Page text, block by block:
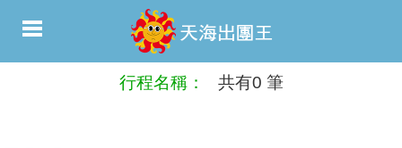
行程名稱： 共有0 筆